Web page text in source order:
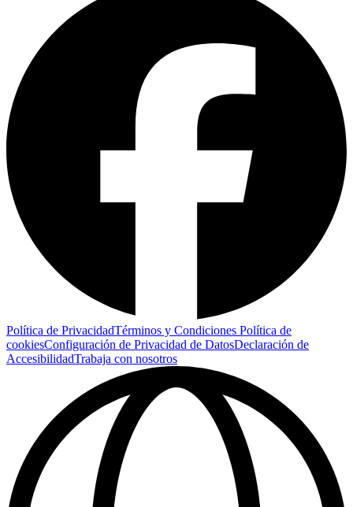
Política de PrivacidadTérminos y Condiciones Política de
cookiesConfiguración de Privacidad de DatosDeclaración de
AccesibilidadTrabaja con nosotros